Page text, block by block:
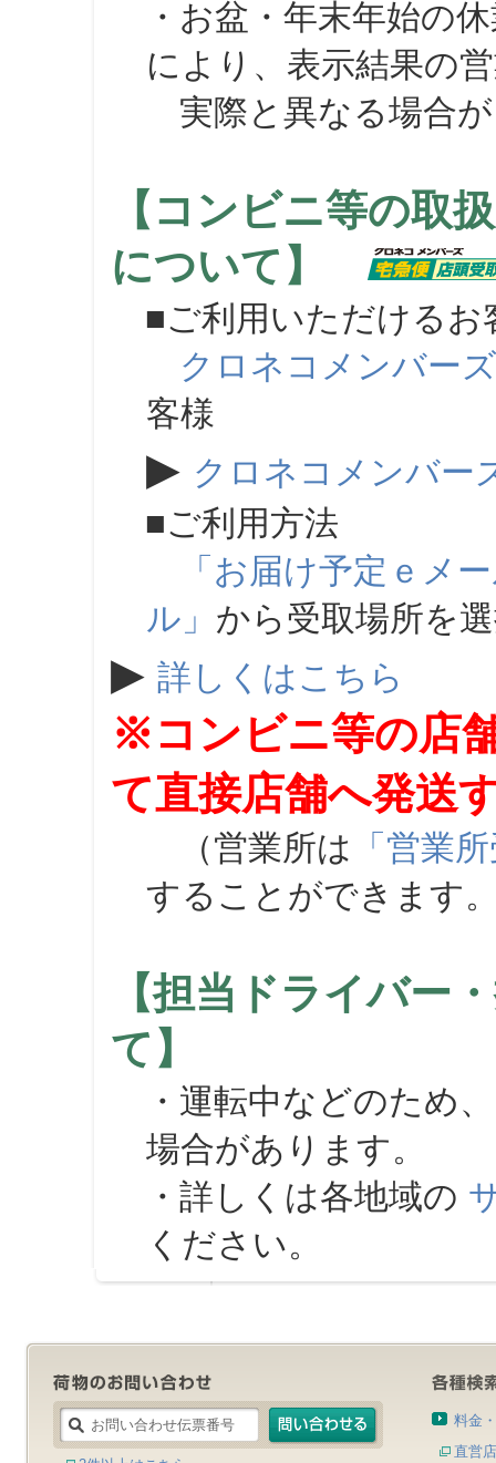
・お盆・年末年始の
により、表示結果の
実際と異なる場合が
【コンビニ等の取
について】
■ご利用いただけるお
クロネコメンバーズ
客様
▶ クロネコメンバー
■ご利用方法
「お届け予定ｅメ
ル」 から受取場所を
▶ 詳しくはこちら
※コンビニ等の店
て直接店舗へ発送
（営業所は 「営業
することができます
【担当ドライバー
て】
・運転中などのため
場合があります。
・詳しくは各地域の
ください。
料金
直営